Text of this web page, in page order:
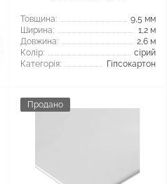
Товщина:
9,5 мм
Ширина:
1,2 м
Довжина:
2,6 м
Колір:
сірий
Категорія:
Гіпсокартон
Продано